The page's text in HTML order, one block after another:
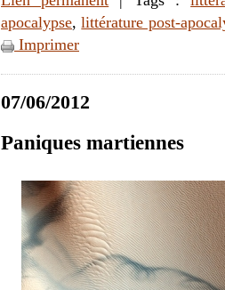
apocalypse,littérature post-
Imprimer
07/06/2012
Paniques martiennes